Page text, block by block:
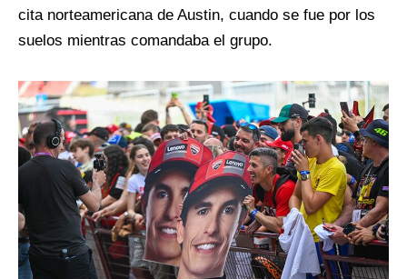
cita norteamericana de Austin, cuando se fue por los
suelos mientras comandaba el grupo.